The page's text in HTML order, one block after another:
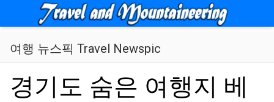
메뉴
여행 뉴스픽 Travel Newspic
경기도 숨은 여행지 베